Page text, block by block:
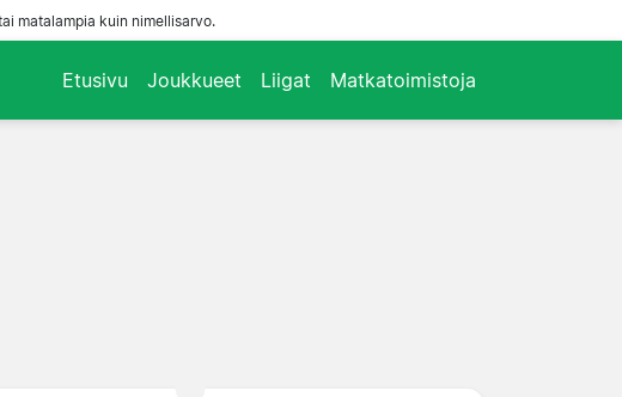
matalampia kuin nimellisarvo.
Etusivu Joukkueet Liigat Matkatoimistoja